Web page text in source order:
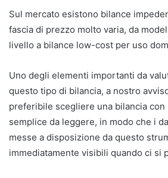
Sul mercato esistono bilance
fascia di prezzo molto varia, da
livello a bilance low-cost per uso
Uno degli elementi importanti da
questo tipo di bilancia, a nostro
preferibile scegliere una bilancia con
semplice da leggere, in modo che i
messe a disposizione da questo
immediatamente visibili quando ci si